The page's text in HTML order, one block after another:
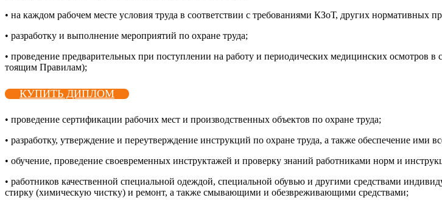
• на каж­дом ра­бочем мес­те ус­ло­вия тру­да в со­от­ветс­твии с тре­бова­ни­ями КЗоТ, дру­гих нор­ма­тив­ных
• раз­ра­бот­ку и вы­пол­не­ние ме­роп­ри­ятий по ох­ра­не тру­да;
• про­веде­ние пред­ва­ритель­ных при пос­тупле­нии на ра­боту и пе­ри­оди­чес­ких ме­дицин­ских
то­ящим Пра­вилам);
КУПИТЬ ДИПЛОМ
• про­веде­ние сер­ти­фика­ции ра­бочих мест и про­из­водс­твен­ных объ­ек­тов по ох­ра­не тру­да;
• раз­ра­бот­ку, ут­вер­жде­ние и пе­ре­ут­вер­жде­ние инс­трук­ций по ох­ра­не тру­да, а так­же обес­пе­чение ими
• обу­чение, про­веде­ние сво­ев­ре­мен­ных инс­трук­та­жей и про­вер­ку зна­ний ра­бот­ни­ками норм и
• ра­бот­ни­ков ка­чес­твен­ной спе­ци­аль­ной одеж­дой, спе­ци­аль­ной обувью и дру­гими средс­тва­ми
стир­ку (хи­мичес­кую чис­тку) и ре­монт, а так­же смы­ва­ющи­ми и обез­вре­жива­ющи­ми средс­тва­ми;